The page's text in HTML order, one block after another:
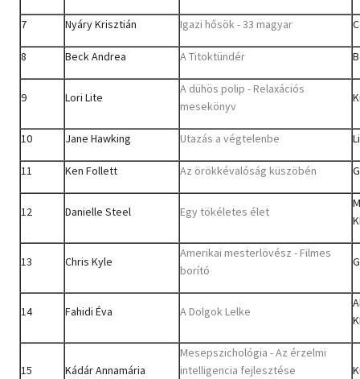
7 Nyáry Krisztián Igazi hősök - 33 magyar
8 Beck Andrea A Titoktündér
9 Lori Lite
A dühös polip - Relaxációs
mesekönyv
10 Jane Hawking Utazás a végtelenbe
11 Ken Follett Az örökkévalóság küszöbén
12 Danielle Steel Egy tökéletes élet
13 Chris Kyle
Amerikai mesterlövész - Filmes
borító
14 Fahidi Éva A Dolgok Lelke
15 Kádár Annamária
Mesepszichológia - Az érzelmi
intelligencia fejlesztése